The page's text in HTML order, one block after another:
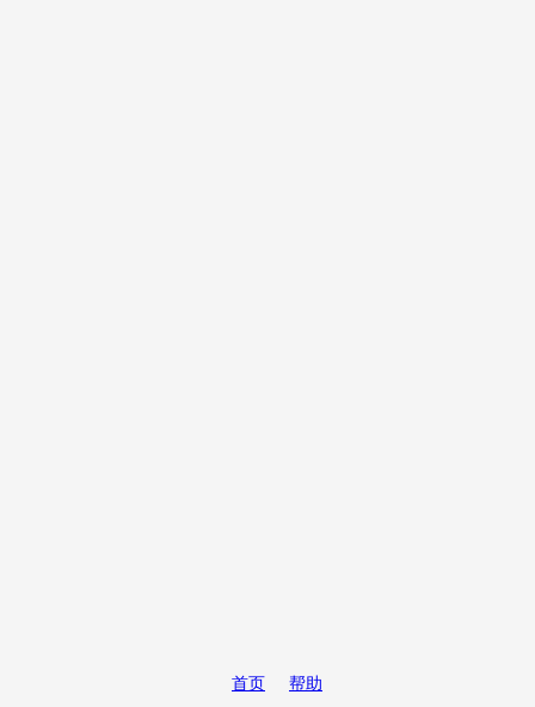
首页 帮助